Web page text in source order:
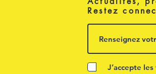
J’accepte
Restez